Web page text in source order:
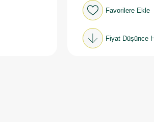
Favorilere Ekle
Fiyat Düşünce